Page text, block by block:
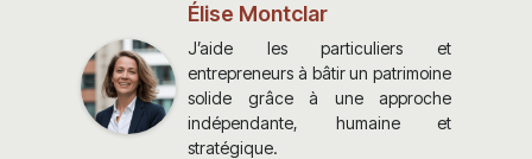
Élise Montclar
J’aide les particuliers et
entrepreneurs à bâtir un patrimoine
solide grâce à une approche
indépendante, humaine et
stratégique.